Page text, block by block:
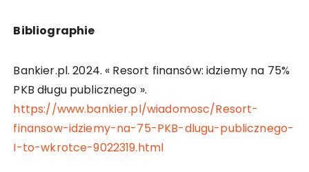
Bibliographie
Bankier.pl. 2024. « Resort finansów: idziemy na 75%
PKB długu publicznego ».
https://www.bankier.pl/wiadomosc/Resort-
finansow-idziemy-na-75-PKB-dlugu-publicznego-
I-to-wkrotce-9022319.html